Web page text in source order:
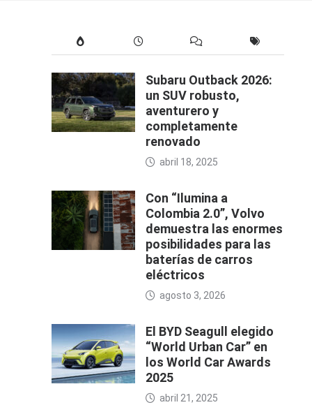
Subaru Outback 2026:
un SUV robusto,
aventurero y
completamente
renovado
abril 18, 2025
Con “Ilumina a
Colombia 2.0”, Volvo
demuestra las enormes
posibilidades para las
baterías de carros
eléctricos
agosto 3, 2026
El BYD Seagull elegido
“World Urban Car” en
los World Car Awards
2025
abril 21, 2025